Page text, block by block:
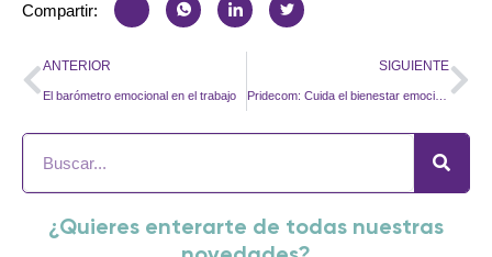
Compartir:
ANTERIOR
El barómetro emocional en el trabajo
SIGUIENTE
Pridecom: Cuida el bienestar emocional de sus empleados con Yees!
¿Quieres enterarte de todas nuestras